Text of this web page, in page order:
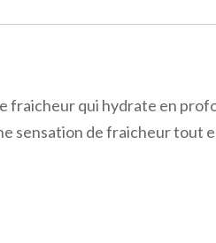
fraicheur qui hydrate en
sensation de fraicheur tout